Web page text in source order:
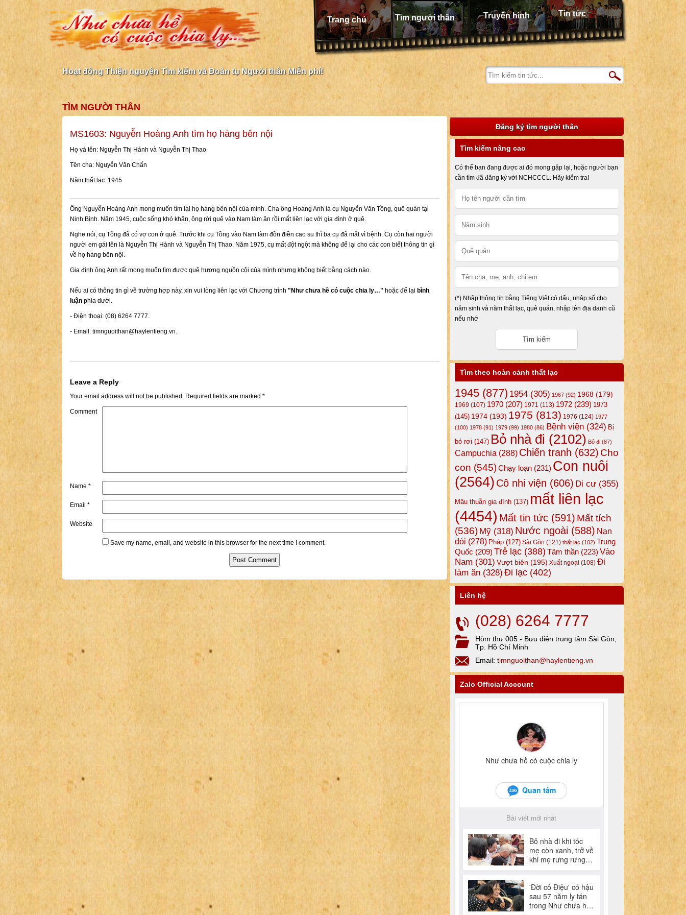
Trang chủ Tìm người thân Truyền hình Tin tức
Hoạt động Thiện nguyện Tìm kiếm và Đoàn tụ Người thân Miễn phí!
TÌM NGƯỜI THÂN
MS1603: Nguyễn Hoàng Anh tìm họ hàng bên nội
Họ và tên: Nguyễn Thị Hành và Nguyễn Thị Thao
Tên cha: Nguyễn Văn Chấn
Năm thất lạc: 1945
Ông Nguyễn Hoàng Anh mong muốn tìm lại họ hàng bên nội của mình. Cha ông Hoàng Anh là cụ Nguyễn Văn Tồng, quê quán tại
Ninh Bình. Năm 1945, cuộc sống khó khăn, ông rời quê vào Nam làm ăn rồi mất liên lạc với gia đình ở quê.
Nghe nói, cụ Tồng đã có vợ con ở quê. Trước khi cụ Tồng vào Nam làm đồn điền cao su thì ba cụ đã mất vì bệnh. Cụ còn hai người
người em gái tên là Nguyễn Thị Hành và Nguyễn Thị Thao. Năm 1975, cụ mất đột ngột mà không để lại cho các con biết thông tin gì
về họ hàng bên nội.
Gia đình ông Anh rất mong muốn tìm được quê hương nguồn cội của mình nhưng không biết bằng cách nào.
Nếu ai có thông tin gì về trường hợp này, xin vui lòng liên lạc với Chương trình "Như chưa hề có cuộc chia ly…" hoặc để lại bình
luận phía dưới.
- Điện thoại: (08) 6264 7777.
- Email: timnguoithan@haylentieng.vn.
Leave a Reply
Your email address will not be published. Required fields are marked *
Comment
Name *
Email *
Website
Save my name, email, and website in this browser for the next time I comment.
Đăng ký tìm người thân
Tìm kiếm nâng cao
Có thể bạn đang được ai đó mong gặp lại, hoặc người bạn
cần tìm đã đăng ký với NCHCCCL. Hãy kiểm tra!
(*) Nhập thông tin bằng Tiếng Việt có dấu, nhập số cho
năm sinh và năm thất lạc, quê quán, nhập tên địa danh cũ
nếu nhớ
Tìm theo hoàn cảnh thất lạc
1945 (877) 1954 (305) 1967 (92) 1968 (179)
1969 (107) 1970 (207) 1971 (113) 1972 (239) 1973
(145) 1974 (193) 1975 (813) 1976 (124) 1977
(100) 1978 (91) 1979 (99) 1980 (86) Bệnh viện (324) Bị
bỏ rơi (147) Bỏ nhà đi (2102) Bỏ đi (87)
Campuchia (288) Chiến tranh (632) Cho
con (545)Chạy loạn (231) Con nuôi
(2564) Cô nhi viện (606) Di cư (355)
Mâu thuẫn gia đình (137) mất liên lạc
(4454) Mất tin tức (591) Mất tích
(536) Mỹ (318) Nước ngoài (588) Nạn
đói (278) Pháp (127) Sài Gòn (121) thất lạc (102) Trung
Quốc (209) Trẻ lạc (388) Tâm thần (223) Vào
Nam (301) Vượt biên (195) Xuất ngoại (108) Đi
làm ăn (328) Đi lạc (402)
Liên hệ
(028) 6264 7777
Hòm thư 005 - Bưu điện trung tâm Sài Gòn,
Tp. Hồ Chí Minh
Email: timnguoithan@haylentieng.vn
Zalo Official Account